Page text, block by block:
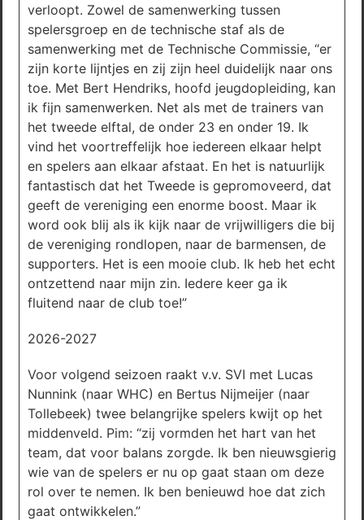
verloopt. Zowel de samenwerking tussen
spelersgroep en de technische staf als de
samenwerking met de Technische Commissie, “er
zijn korte lijntjes en zij zijn heel duidelijk naar ons
toe. Met Bert Hendriks, hoofd jeugdopleiding, kan
ik fijn samenwerken. Net als met de trainers van
het tweede elftal, de onder 23 en onder 19. Ik
vind het voortreffelijk hoe iedereen elkaar helpt
en spelers aan elkaar afstaat. En het is natuurlijk
fantastisch dat het Tweede is gepromoveerd, dat
geeft de vereniging een enorme boost. Maar ik
word ook blij als ik kijk naar de vrijwilligers die bij
de vereniging rondlopen, naar de barmensen, de
supporters. Het is een mooie club. Ik heb het echt
ontzettend naar mijn zin. Iedere keer ga ik
fluitend naar de club toe!”
2026-2027
Voor volgend seizoen raakt v.v. SVI met Lucas
Nunnink (naar WHC) en Bertus Nijmeijer (naar
Tollebeek) twee belangrijke spelers kwijt op het
middenveld. Pim: “zij vormden het hart van het
team, dat voor balans zorgde. Ik ben nieuwsgierig
wie van de spelers er nu op gaat staan om deze
rol over te nemen. Ik ben benieuwd hoe dat zich
gaat ontwikkelen.”